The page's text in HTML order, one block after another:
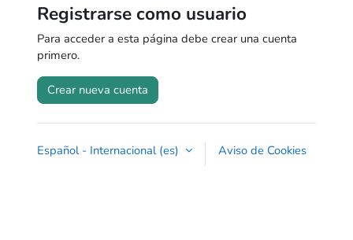
Registrarse como usuario
Para acceder a esta página debe crear una cuenta
primero.
Crear nueva cuenta
Español - Internacional ‎(es)‎ Aviso de Cookies